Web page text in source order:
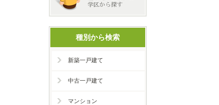
種別から検索
新築一戸建て
中古一戸建て
マンション